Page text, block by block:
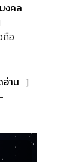
งคล
ถือ
อ่าน ]